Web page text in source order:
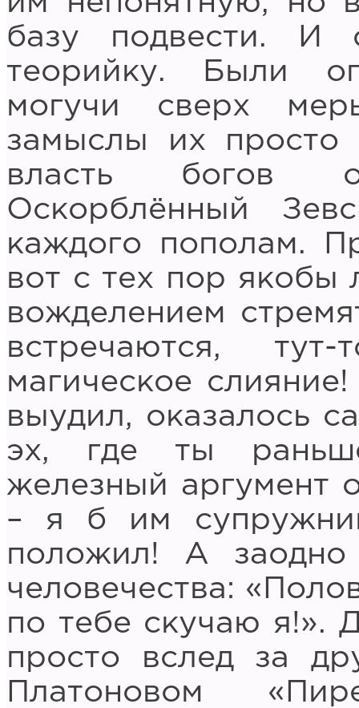
базу подвести. И
теорийку. Были
могучи сверх
замыслы их просто
власть богов
Оскорблённый
каждого пополам.
вот с тех пор якобы
вожделением
встречаются,
магическое
выудил, оказалось
эх, где ты
железный аргумент
– я б им
положил! А
человечества:
по тебе скучаю я!».
просто вслед за
Платоновом